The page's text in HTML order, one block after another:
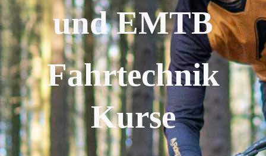
und EMTB
Fahrtechnik
Kurse